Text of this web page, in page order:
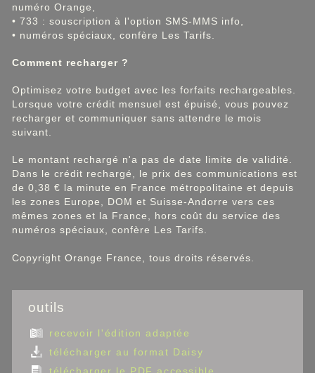
numéro Orange,
• 733 : souscription à l'option SMS-MMS info,
• numéros spéciaux, confère Les Tarifs.
Comment recharger ?
Optimisez votre budget avec les forfaits rechargeables.
Lorsque votre crédit mensuel est épuisé, vous pouvez
recharger et communiquer sans attendre le mois
suivant.
Le montant rechargé n'a pas de date limite de validité.
Dans le crédit rechargé, le prix des communications est
de 0,38 € la minute en France métropolitaine et depuis
les zones Europe, DOM et Suisse-Andorre vers ces
mêmes zones et la France, hors coût du service des
numéros spéciaux, confère Les Tarifs.
Copyright Orange France, tous droits réservés.
outils
recevoir l'édition adaptée
télécharger au format Daisy
télécharger le PDF accessible